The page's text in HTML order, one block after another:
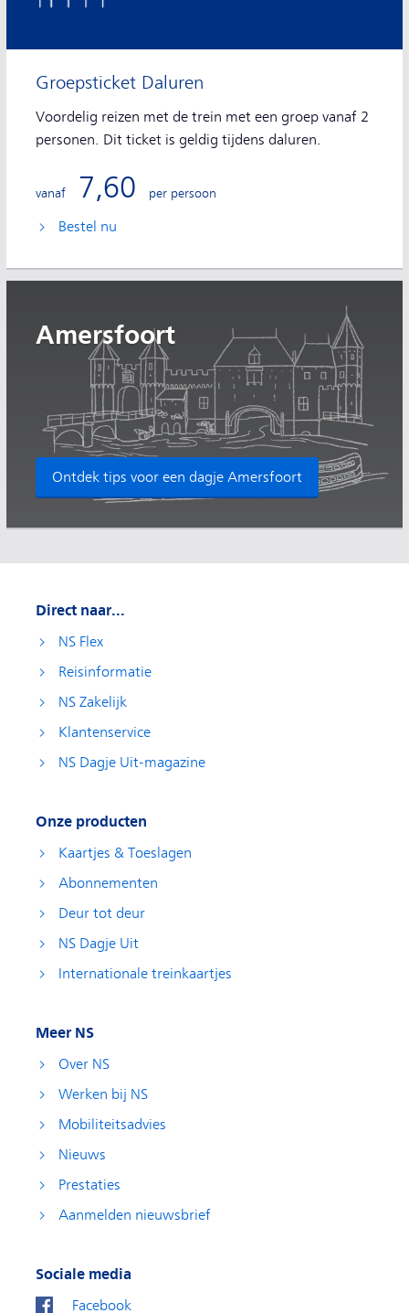
Groepsticket Daluren
Voordelig reizen met de trein met een groep vanaf 2
personen. Dit ticket is geldig tijdens daluren.
vanaf 7,60 per persoon
Bestel nu
Amersfoort
Ontdek tips voor een dagje Amersfoort
Direct naar...
NS Flex
Reisinformatie
NS Zakelijk
Klantenservice
NS Dagje Uit-magazine
Onze producten
Kaartjes & Toeslagen
Abonnementen
Deur tot deur
NS Dagje Uit
Internationale treinkaartjes
Meer NS
Over NS
Werken bij NS
Mobiliteitsadvies
Nieuws
Prestaties
Aanmelden nieuwsbrief
Sociale media
Facebook